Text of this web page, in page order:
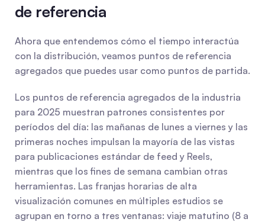
de referencia
Ahora que entendemos cómo el tiempo interactúa
con la distribución, veamos puntos de referencia
agregados que puedes usar como puntos de partida.
Los puntos de referencia agregados de la industria
para 2025 muestran patrones consistentes por
períodos del día: las mañanas de lunes a viernes y las
primeras noches impulsan la mayoría de las vistas
para publicaciones estándar de feed y Reels,
mientras que los fines de semana cambian otras
herramientas. Las franjas horarias de alta
visualización comunes en múltiples estudios se
agrupan en torno a tres ventanas: viaje matutino (8 a